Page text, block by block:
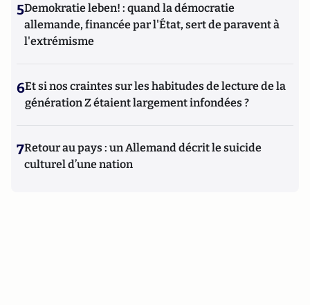
5Demokratie leben! : quand la démocratie
allemande, financée par l'État, sert de paravent à
l'extrémisme
6Et si nos craintes sur les habitudes de lecture de la
génération Z étaient largement infondées ?
7Retour au pays : un Allemand décrit le suicide
culturel d’une nation